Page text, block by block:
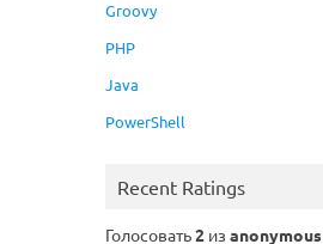
Groovy
PHP
Java
PowerShell
Recent Ratings
Голосовать2 изanonymous